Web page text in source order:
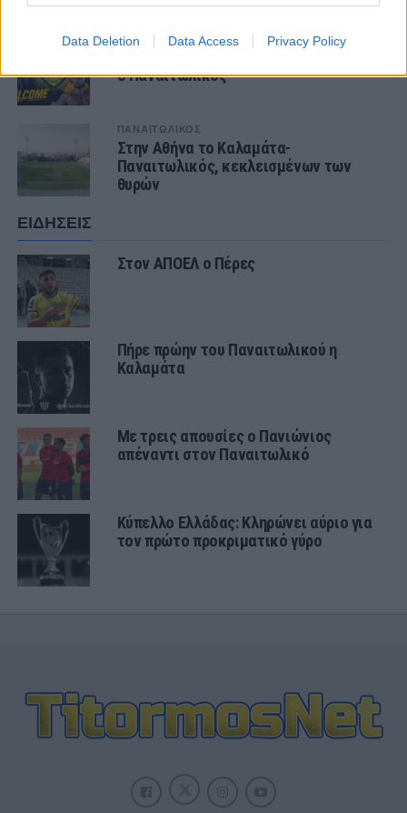
Data Deletion Data Access Privacy Policy
ΕΡΑΣΙΤΕΧΝΗΣ
ο Παναιτωλικός
ΠΑΝΑΙΤΩΛΙΚΟΣ
Στην Αθήνα το Καλαμάτα-
Παναιτωλικός, κεκλεισμένων των
θυρών
ΕΙΔΗΣΕΙΣ
Στον ΑΠΟΕΛ ο Πέρες
Πήρε πρώην του Παναιτωλικού η
Καλαμάτα
Με τρεις απουσίες ο Πανιώνιος
απέναντι στον Παναιτωλικό
Κύπελλο Ελλάδας: Κληρώνει αύριο για
τον πρώτο προκριματικό γύρο